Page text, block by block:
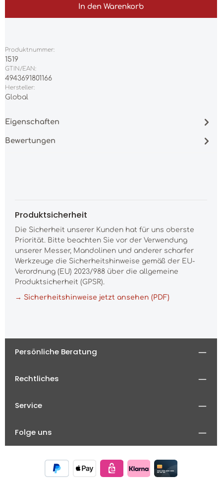
In den Warenkorb
Produktnummer:
1519
GTIN/EAN:
4943691801166
Hersteller:
Global
Eigenschaften
Bewertungen
Produktsicherheit
Die Sicherheit unserer Kunden hat für uns oberste
Priorität. Bitte beachten Sie vor der Verwendung
unserer Messer, Mandolinen und anderer scharfer
Werkzeuge die Sicherheitshinweise gemäß der EU-
Verordnung (EU) 2023/988 über die allgemeine
Produktsicherheit (GPSR).
→ Sicherheitshinweise jetzt ansehen (PDF)
Persönliche Beratung
Rechtliches
Service
Folge uns